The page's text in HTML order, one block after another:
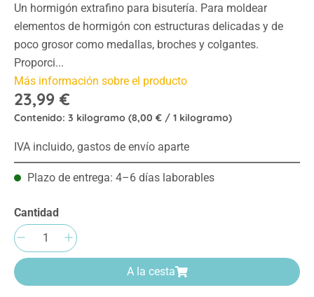
Un hormigón extrafino para bisutería. Para moldear
elementos de hormigón con estructuras delicadas y de
poco grosor como medallas, broches y colgantes.
Proporci...
Más información sobre el producto
23,99 €
Contenido: 3 kilogramo (8,00 € / 1 kilogramo)
IVA incluido, gastos de envío aparte
Plazo de entrega: 4–6 días laborables
Cantidad
Cantidad del producto: introduce la
A la cesta